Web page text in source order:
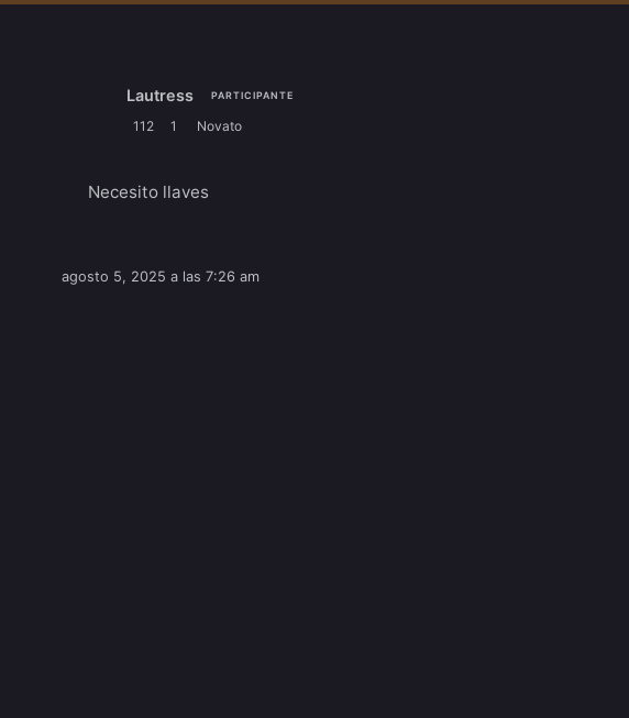
Lautress PARTICIPANTE
112 1 Novato
Necesito llaves
agosto 5, 2025 a las 7:26 am